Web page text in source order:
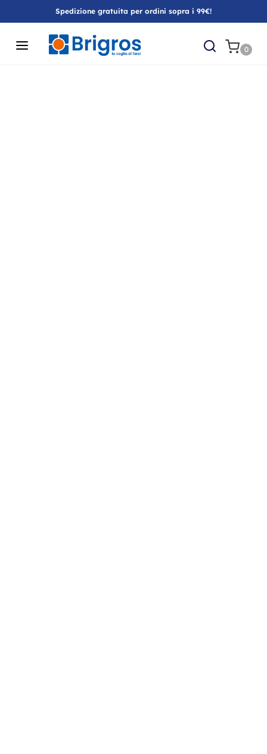
Spedizione gratuita per ordini sopra i 99€!
0